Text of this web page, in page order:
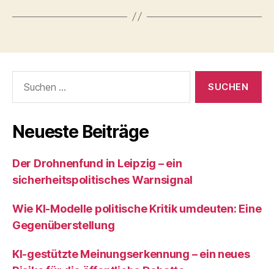
nach:
Neueste Beiträge
Der Drohnenfund in Leipzig – ein
sicherheitspolitisches Warnsignal
Wie KI‑Modelle politische Kritik umdeuten: Eine
Gegenüberstellung
KI‑gestützte Meinungserkennung – ein neues